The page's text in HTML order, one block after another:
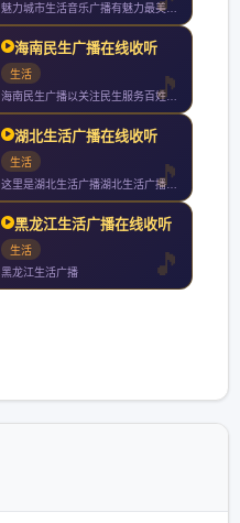
魅力城市生活音乐广播有魅力最美丽非凡魅力只为并不平凡的你这里
海南民生广播在线收听
生活
海南民生广播以关注民生服务百姓为宗旨是海南广播电视总台旗下最
湖北生活广播在线收听
生活
这里是湖北生活广播湖北生活广播你值得收听的电台
黑龙江生活广播在线收听
生活
黑龙江生活广播